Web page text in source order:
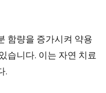
함량을 증가시켜 약용
습니다. 이는 자연 치료
.